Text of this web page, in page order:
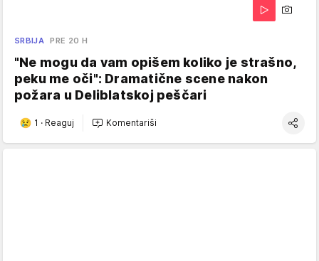
SRBIJA PRE 20 H
"Ne mogu da vam opišem koliko je strašno,
peku me oči": Dramatične scene nakon
požara u Deliblatskoj peščari
1 · Reaguj Komentariši